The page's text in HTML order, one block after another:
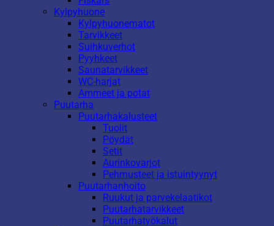
Kylpyhuone
Kylpyhuonematot
Tarvikkeet
Suihkuverhot
Pyyhkeet
Saunatarvikkeet
WC-harjat
Ammeet ja potat
Puutarha
Puutarhakalusteet
Tuolit
Pöydät
Setit
Aurinkovarjot
Pehmusteet ja istuintyynyt
Puutarhanhoito
Ruukut ja parvekelaatikot
Puutarhatarvikkeet
Puutarhatyökalut